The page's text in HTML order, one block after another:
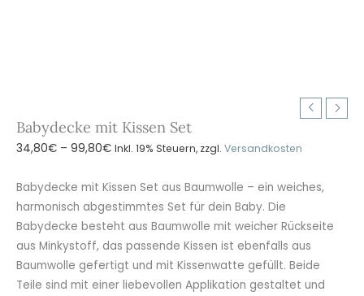
Babydecke mit Kissen Set
34,80€ – 99,80€Preisspanne:
bis
99,80€
Inkl. 19% Steuern, zzgl. Versandkosten
Babydecke mit Kissen Set aus Baumwolle – ein weiches,
harmonisch abgestimmtes Set für dein Baby. Die
Babydecke besteht aus Baumwolle mit weicher Rückseite
aus Minkystoff, das passende Kissen ist ebenfalls aus
Baumwolle gefertigt und mit Kissenwatte gefüllt. Beide
Teile sind mit einer liebevollen Applikation gestaltet und